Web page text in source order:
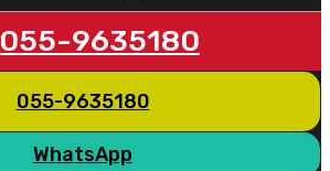
055-9635180
055-9635180
WhatsApp